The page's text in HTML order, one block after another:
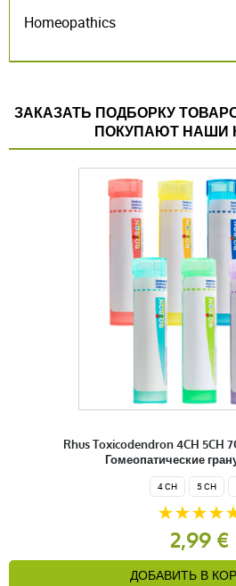
Homeopathics
ЗАКАЗАТЬ ПОДБОРКУ
ПОКУПАЮТ НАШИ
Rhus Toxicodendron 4CH 5CH
Гомеопатические
4 CH 5 CH
2,99 €
ДОБАВИТЬ В